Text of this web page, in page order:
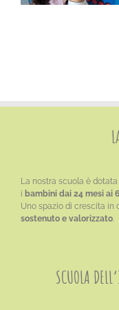
La nostra scuola è
i bambini dai 24 mesi ai
Uno spazio di crescita in
sostenuto e valorizzato.
SCUOLA